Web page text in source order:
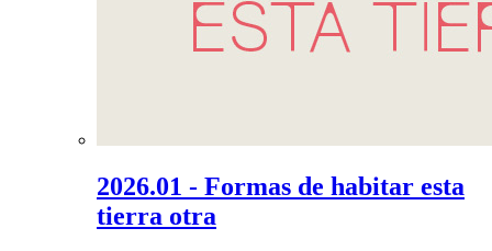
2026.01 - Formas de habitar esta
tierra otra